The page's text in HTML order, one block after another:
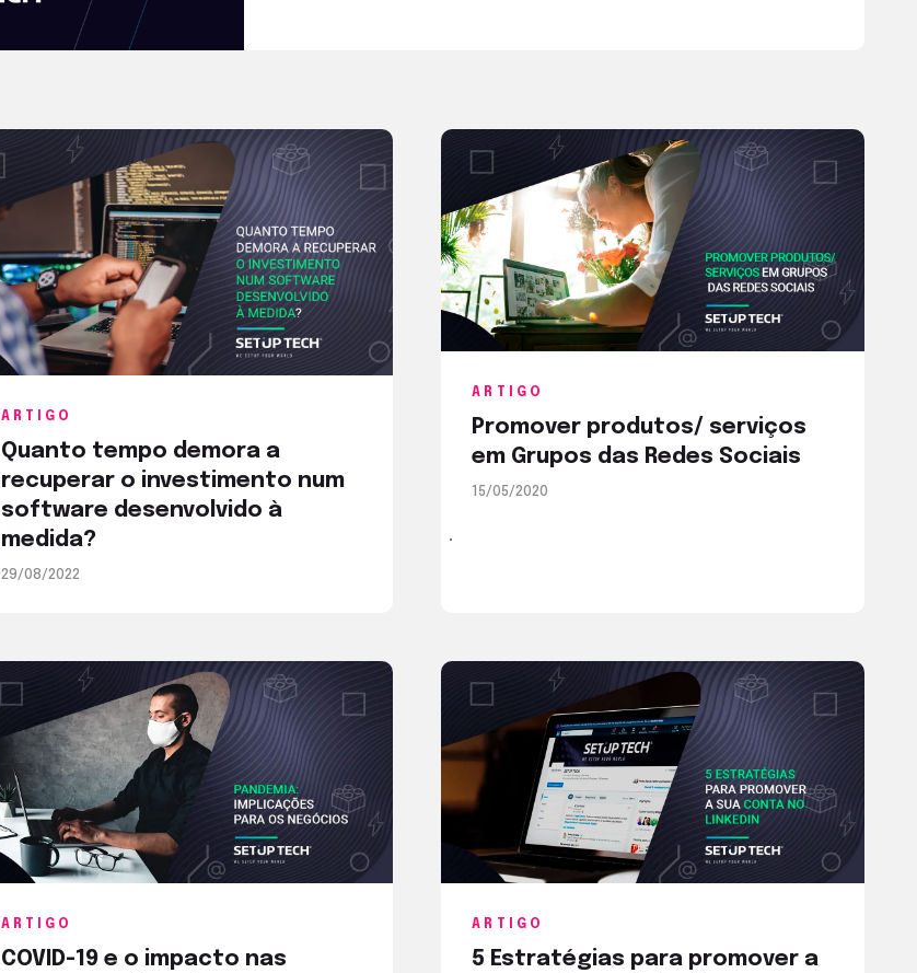
ARTIGO
Quanto tempo demora a
recuperar o investimento num
software desenvolvido à
medida?
29/08/2022
ARTIGO
Promover produtos/ serviços
em Grupos das Redes Sociais
15/05/2020
ARTIGO
COVID-19 e o impacto nas
ARTIGO
5 Estratégias para promover a